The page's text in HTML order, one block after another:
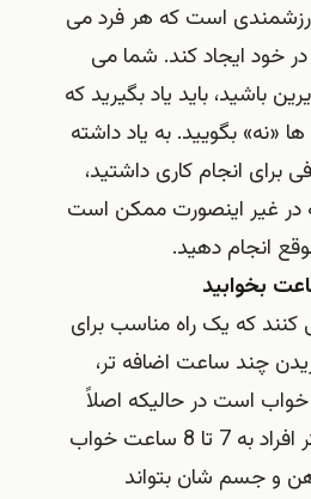
است که هر فرد می
در خود ایجاد کند. شما می
باشید، باید یاد بگیرید که
«نه» بگویید. به یاد داشته
برای انجام کاری داشتید،
در غیر اینصورت ممکن است
انجام دهید.
کنند که یک راه مناسب برای
چند ساعت اضافه تر،
است در حالیکه اصلاً
اینطور نیست. بیشتر افراد به 7 تا 8 ساعت خواب
ذهن و جسم شان بتواند